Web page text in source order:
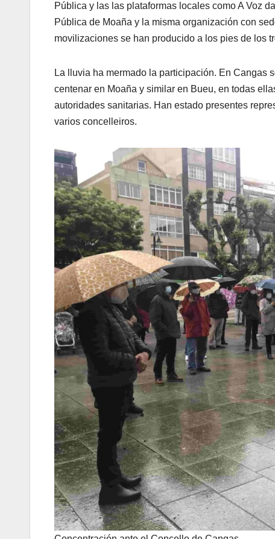
Pública y las las plataformas locales como A Voz
Pública de Moaña y la misma organización con
movilizaciones se han producido a los pies de los
La lluvia ha mermado la participación. En Cangas
centenar en Moaña y similar en Bueu, en todas
autoridades sanitarias. Han estado presentes
varios concelleiros.